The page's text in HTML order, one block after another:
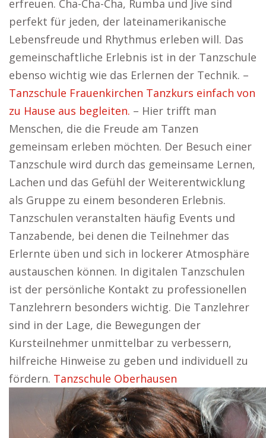
erfreuen. Cha-Cha-Cha, Rumba und Jive sind
perfekt für jeden, der lateinamerikanische
Lebensfreude und Rhythmus erleben will. Das
gemeinschaftliche Erlebnis ist in der Tanzschule
ebenso wichtig wie das Erlernen der Technik. –
Tanzschule Frauenkirchen Tanzkurs einfach von
zu Hause aus begleiten. – Hier trifft man
Menschen, die die Freude am Tanzen
gemeinsam erleben möchten. Der Besuch einer
Tanzschule wird durch das gemeinsame Lernen,
Lachen und das Gefühl der Weiterentwicklung
als Gruppe zu einem besonderen Erlebnis.
Tanzschulen veranstalten häufig Events und
Tanzabende, bei denen die Teilnehmer das
Erlernte üben und sich in lockerer Atmosphäre
austauschen können. In digitalen Tanzschulen
ist der persönliche Kontakt zu professionellen
Tanzlehrern besonders wichtig. Die Tanzlehrer
sind in der Lage, die Bewegungen der
Kursteilnehmer unmittelbar zu verbessern,
hilfreiche Hinweise zu geben und individuell zu
fördern. Tanzschule Oberhausen